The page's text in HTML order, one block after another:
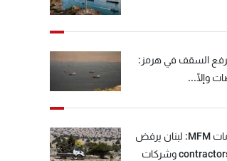
ترفع السقف في هرمز:
وإلّا...
معلومات MFM: لبنان يرفض
تولي contractors وشركات